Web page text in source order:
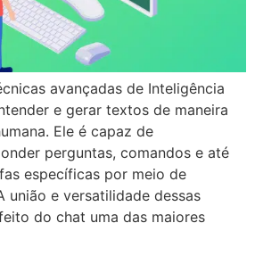
avançadas de Inteligência
e gerar textos de maneira
Ele é capaz de
perguntas, comandos e até
específicas por meio de
união e versatilidade dessas
do chat uma das maiores